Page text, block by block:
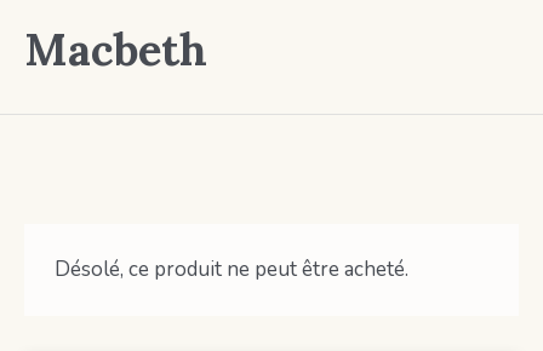
Macbeth
Désolé, ce produit ne peut être acheté.